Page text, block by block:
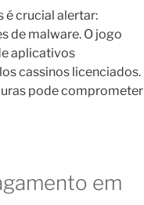
é crucial alertar:
de malware. O jogo
aplicativos
cassinos licenciados.
pode comprometer
em